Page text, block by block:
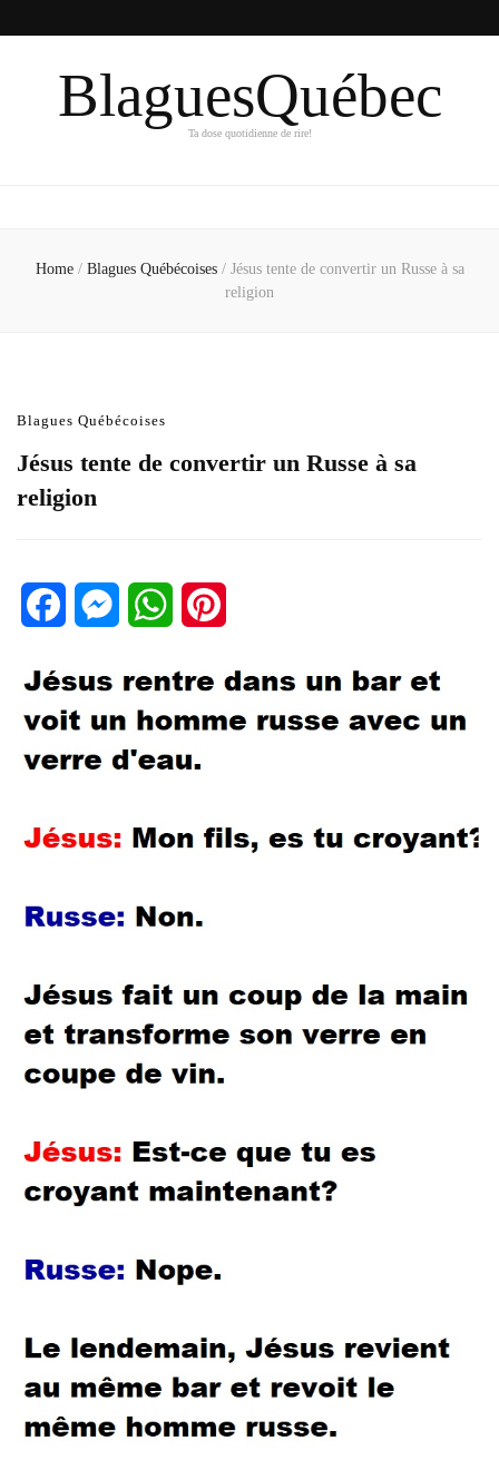
BlaguesQuébec
Ta dose quotidienne de rire!
Home / Blagues Québécoises / Jésus tente de convertir un Russe à sa
religion
Blagues Québécoises
Jésus tente de convertir un Russe à sa
religion
FacebookMessengerWhatsApp